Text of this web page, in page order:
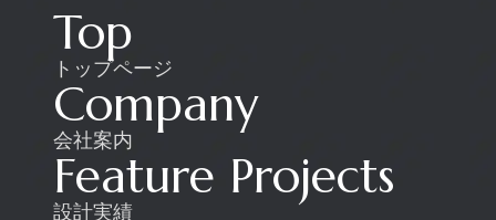
Top
トップページ
Company
会社案内
Feature Projects
設計実績